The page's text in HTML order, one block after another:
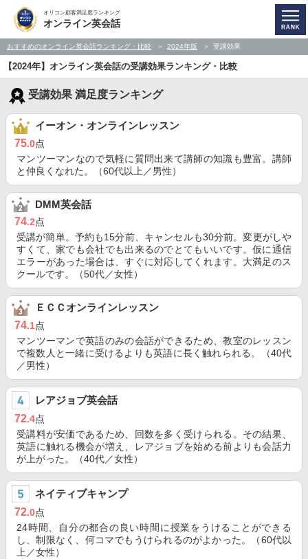
オリコン顧客満足度ランキング
オンライン英会話
おすすめのオンライン英会話ランキング・比較 2024年版 受講効果
【2024年】オンライン英会話の受講効果ランキング・比較
受講効果 満足度ランキング
イーオン・オンラインレッスン
75.0点
マンツーマンなので気軽に質問出来て講師の知識も豊富。講師
と仲良くなれた。（60代以上／男性）
DMM英会話
74.2点
受講が簡単。予約も15分前、キャンセルも30分前。変更がしや
すくて、家でも会社でも出来るのでとてもいいです。仮に通信
エラーがあった場合は、すぐに対応してくれます。大満足のス
クールです。（50代／女性）
ＥＣＣオンラインレッスン
74.1点
マンツーマンで英語のみの会話ができるため、教室のレッスン
で複数人と一緒に受けるよりも英語に長く触れられる。（40代
／男性）
レアジョブ英会話
72.4点
受講料が安価であるため、回数を多く受けられる。その結果、
英語に触れる機会が増え、レアジョブを始める前よりも会話力
が上がった。（40代／女性）
ネイティブキャンプ
72.0点
24時間、自分の都合の良い時間に授業をうけることができる
し、制限なく、何コマでもうけられるのがよかった。（60代以
上／女性）